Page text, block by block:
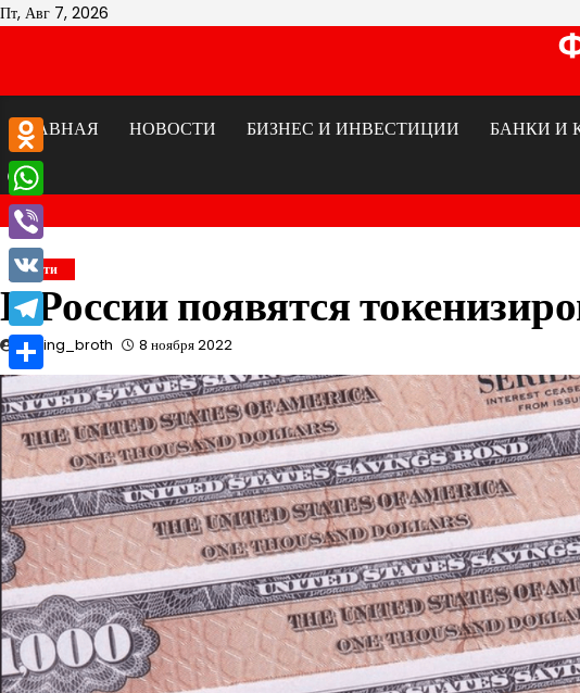
Перейти
Пт, Авг 7, 2026
ГЛАВНАЯ
НОВОСТИ БИЗНЕС И ИНВЕСТИЦИИ БАНКИ И
Новости
В России появятся
mining_broth 8 ноября 2022
Odnoklassniki
WhatsApp
Viber
VK
Telegram
Отправить